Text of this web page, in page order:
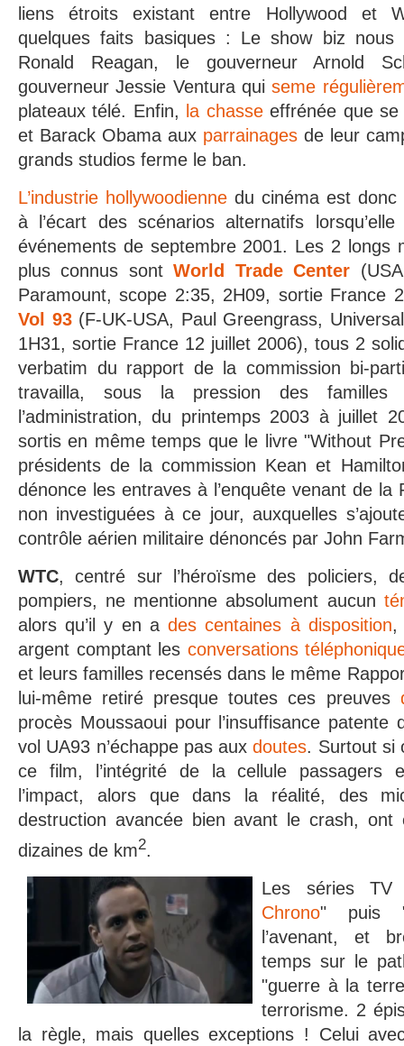
liens étroits existant entre Hollywood et
quelques faits basiques : Le show biz nous
Ronald Reagan, le gouverneur Arnold
gouverneur Jessie Ventura quiseme
plateaux télé. Enfin, la chasseeffrénée que se
et Barack Obama aux parrainages de leur
grands studios ferme le ban.
L’industrie hollywoodienne du cinéma est donc
à l’écart des scénarios alternatifs
événements de septembre 2001. Les 2 longs
plus connus sontWorld Trade Center
Paramount, scope 2:35, 2H09, sortie France
Vol 93(F-UK-USA, Paul Greengrass,
1H31, sortie France 12 juillet 2006), tous 2
verbatim du rapport de la commission bi-
travailla, sous la pression des
l’administration, du printemps 2003 à juillet
sortis en même temps que le livre "Without
présidents de la commission Kean et
dénonce les entraves à l’enquête venant de la
non investiguées à ce jour, auxquelles
contrôle aérien militaire dénoncés par John
WTC, centré sur l’héroïsme des policiers,
pompiers, ne mentionne absolument aucun
alors qu’il y en ades centaines à disposition,
argent comptant les conversations
et leurs familles recensés dans le même
lui-même retiré presque toutes ces preuves
procès Moussaoui pour l’insuffisance
vol UA93 n’échappe pas auxdoutes. Surtout si
ce film, l’intégrité de la cellule passagers
l’impact, alors que dans la réalité, des
destruction avancée bien avant le crash,
dizaines de km2.
Les séries TV
Chrono" puis
l’avenant, et
temps sur le
"guerre à la
terrorisme. 2
la règle, mais quelles exceptions ! Celui